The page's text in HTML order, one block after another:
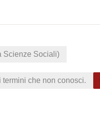
Scienze Sociali)
che non conosci.